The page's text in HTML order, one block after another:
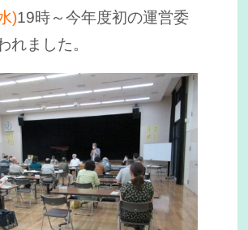
)19時～今年度初の運営委
れました。